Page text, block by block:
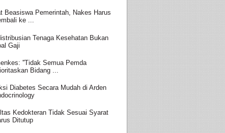
Beasiswa Pemerintah, Nakes Harus
ke ...
Tenaga Kesehatan Bukan
Gaji
''Tidak Semua Pemda
Bidang ...
Diabetes Secara Mudah di Arden
Kedokteran Tidak Sesuai Syarat
Ditutup